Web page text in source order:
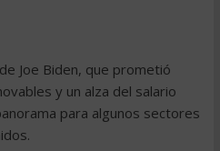
Joe Biden, que prometió
y un alza del salario
para algunos sectores